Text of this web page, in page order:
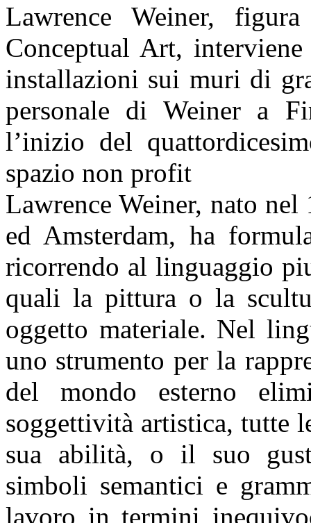
Lawrence Weiner,
Conceptual Art,
installazioni sui muri di
personale di Weiner a
l’inizio del
spazio non profit
Lawrence Weiner, nato
ed Amsterdam, ha
ricorrendo al linguaggio
quali la pittura o la
oggetto materiale. Nel
uno strumento per la
del mondo esterno
soggettività artistica, tutte
sua abilità, o il suo
simboli semantici e
lavoro in termini